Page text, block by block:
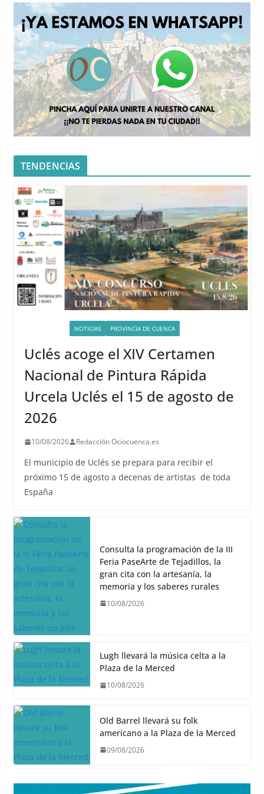
TENDENCIAS
NOTICIAS PROVINCIA DE CUENCA
Uclés acoge el XIV Certamen
Nacional de Pintura Rápida
Urcela Uclés el 15 de agosto de
2026
10/08/2026 Redacción Ociocuenca.es
El municipio de Uclés se prepara para recibir el
próximo 15 de agosto a decenas de artistas de toda
España
Consulta la programación de la III
Feria PaseArte de Tejadillos, la
gran cita con la artesanía, la
memoria y los saberes rurales
10/08/2026
Lugh llevará la música celta a la
Plaza de la Merced
10/08/2026
Old Barrel llevará su folk
americano a la Plaza de la Merced
09/08/2026